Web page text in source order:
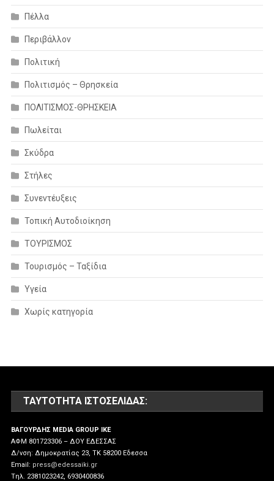
Πέλλα
Περιβάλλον
Πολιτική
Πολιτισμός – Θρησκεία
ΠΟΛΙΤΙΣΜΟΣ-ΘΡΗΣΚΕΙΑ
Πωλείται
Σκύδρα
Στήλες
Συνεντέυξεις
Τοπική Αυτοδιοίκηση
ΤΟΥΡΙΣΜΟΣ
Τουρισμός – Ταξίδια
Υγεία
Χωρίς κατηγορία
ΤΑΥΤΌΤΗΤΑ ΙΣΤΟΣΕΛΊΔΑΣ:
ΒΑΓΟΥΡΔΗΣ MEDIA GROUP IKE
ΑΦΜ 801723306 – ΔΟΥ ΕΔΕΣΣΑΣ
Δ/νση: Δημοκρατίας 23, ΤΚ 58200 Εδεσσα
Email: press@edessaiki.gr
Tηλ. 2381023242, 6930400836